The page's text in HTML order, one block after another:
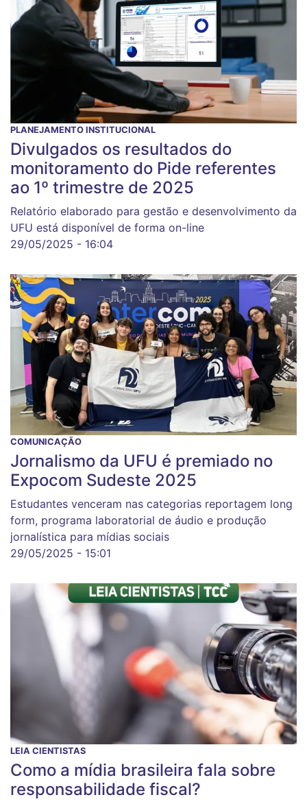
PLANEJAMENTO INSTITUCIONAL
Divulgados os resultados do
monitoramento do Pide referentes
ao 1º trimestre de 2025
Relatório elaborado para gestão e desenvolvimento da
UFU está disponível de forma on-line
29/05/2025 - 16:04
COMUNICAÇÃO
Jornalismo da UFU é premiado no
Expocom Sudeste 2025
Estudantes venceram nas categorias reportagem long
form, programa laboratorial de áudio e produção
jornalística para mídias sociais
29/05/2025 - 15:01
LEIA CIENTISTAS
Como a mídia brasileira fala sobre
responsabilidade fiscal?